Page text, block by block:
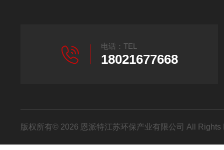
电话：TEL
18021677668
版权所有© 2026 恩派特江苏环保产业有限公司 All